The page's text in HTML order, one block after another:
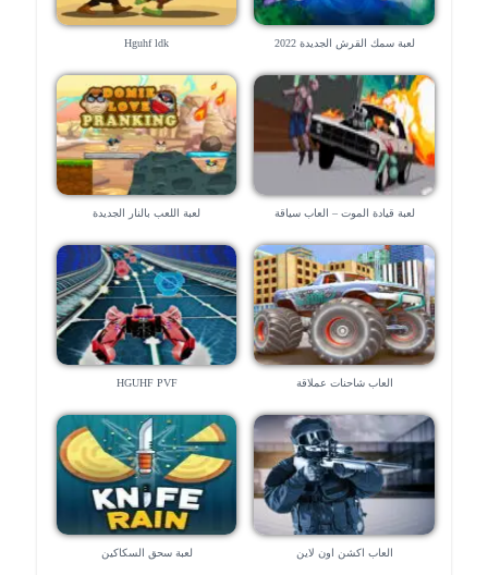
لعبة سمك القرش الجديدة 2022 Hguhf ldk
لعبة قيادة الموت – العاب سياقة لعبة اللعب بالنار الجديدة
العاب شاحنات عملاقة HGUHF PVF
العاب اكشن اون لاين لعبة سحق السكاكين